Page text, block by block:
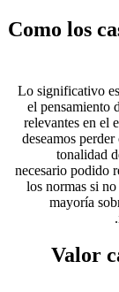
¿Como los
Lo significativo
el pensamiento
relevantes en el
deseamos
tonalidad
necesario podido
los normas si
mayoría
Valor